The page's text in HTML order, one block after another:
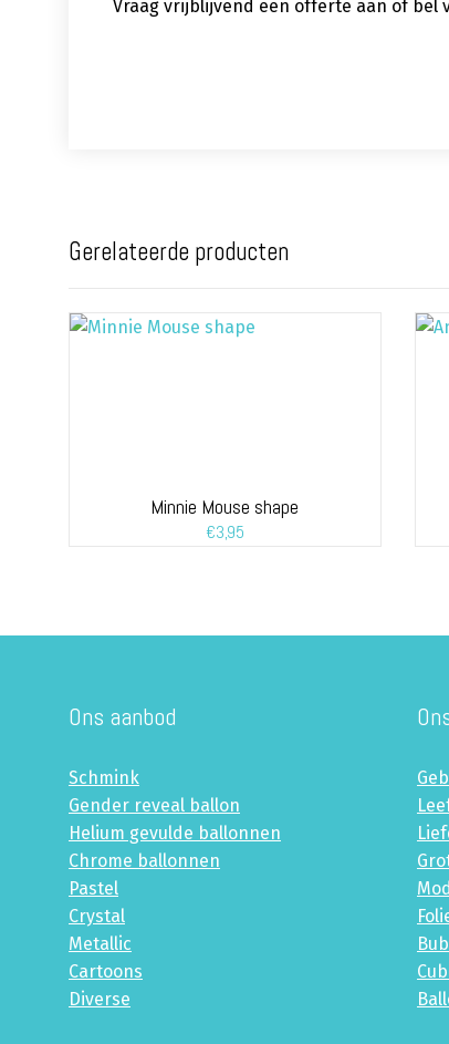
Vraag vrijblijvend een offerte aan of bel
Gerelateerde producten
Minnie Mouse shape
€3,95
Ons aanbod
Schmink
Gender reveal ballon
Helium gevulde ballonnen
Chrome ballonnen
Pastel
Crystal
Metallic
Cartoons
Diverse